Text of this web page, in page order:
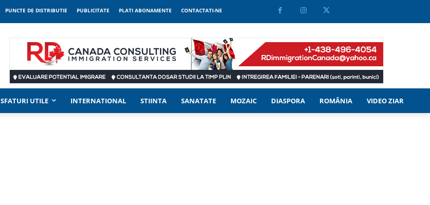
PUNCTE DE DISTRIBUTIE PUBLICITATE PLATI ABONAMENTE CONTACTATI-NE
SFATURI UTILE INTERNATIONAL STIINTA SANATATE MOZAIC DIASPORA ROMÂNIA VIDEO ZIAR